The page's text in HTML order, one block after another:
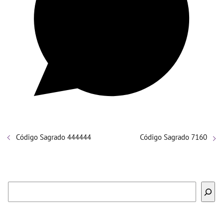
Código Sagrado 444444 Código Sagrado 7160